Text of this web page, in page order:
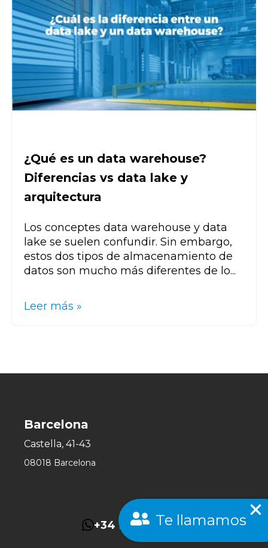
¿Qué es un data warehouse?
Diferencias vs data lake y
arquitectura
Los conceptes data warehouse y data
lake se suelen confundir. Sin embargo,
estos dos tipos de almacenamiento de
datos son mucho más diferentes de lo...
Leer más »
Te llamamos
Barcelona
Castella, 41-43
08018 Barcelona
+34 931 786 880